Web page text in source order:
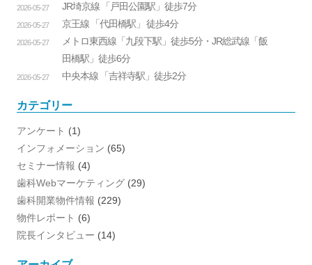
JR埼京線 「戸田公園駅」徒歩7分
2026-05-27
京王線 「代田橋駅」 徒歩4分
2026-05-27
メトロ東西線「九段下駅」徒歩5分・JR総武線「飯
田橋駅」徒歩6分
2026-05-27
中央本線 「吉祥寺駅」徒歩2分
2026-05-27
カテゴリー
アンケート (1)
インフォメーション (65)
セミナー情報 (4)
歯科Webマーケティング (29)
歯科開業物件情報 (229)
物件レポート (6)
院長インタビュー (14)